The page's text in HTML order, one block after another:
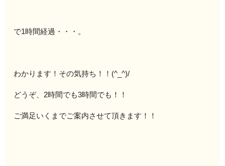
で1時間経過・・・。
わかります！その気持ち！！(^_^)/
どうぞ、2時間でも3時間でも！！
ご満足いくまでご案内させて頂きます！！